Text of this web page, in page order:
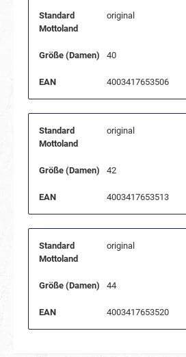
Standard
Mottoland
original
Größe (Damen) 40
EAN 4003417653506
Standard
Mottoland
original
Größe (Damen) 42
EAN 4003417653513
Standard
Mottoland
original
Größe (Damen) 44
EAN 4003417653520